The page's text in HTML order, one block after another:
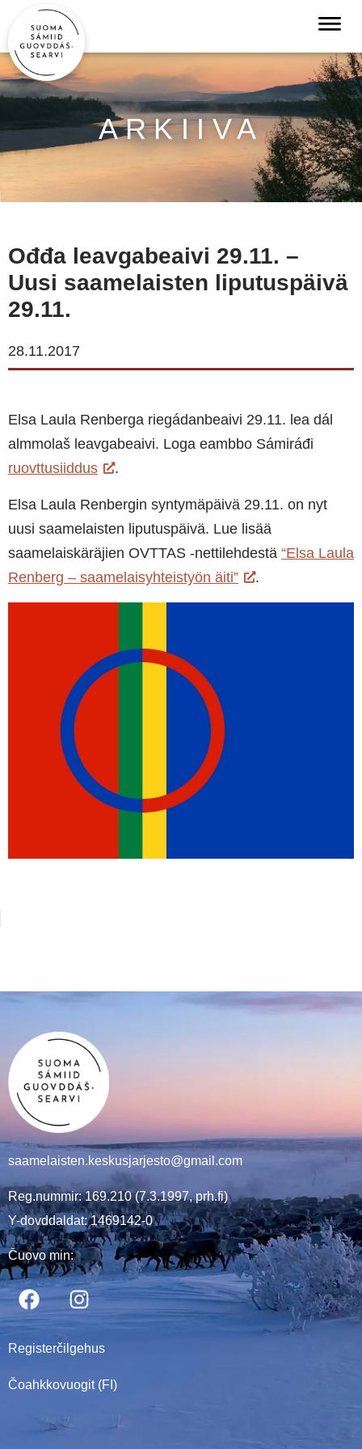
ARKIIVA
Ođđa leavgabeaivi 29.11. –
Uusi saamelaisten liputuspäivä
29.11.
28.11.2017
Elsa Laula Renberga riegádanbeaivi 29.11. lea dál
almmolaš leavgabeaivi. Loga eambbo Sámiráđi
ruovttusiiddus
.
Elsa Laula Renbergin syntymäpäivä 29.11. on nyt
uusi saamelaisten liputuspäivä. Lue lisää
saamelaiskäräjien OVTTAS -nettilehdestä “Elsa Laula
Renberg – saamelaisyhteistyön äiti”
.
saamelaisten.keskusjarjesto@gmail.com
Reg.nummir: 169.210 (7.3.1997, prh.fi)
Y-dovddaldat: 1469142-0
Čuovo min:
Registerčilgehus
Čoahkkovuogit (FI)